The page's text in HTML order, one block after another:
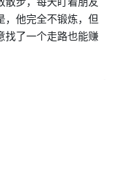
，他完全不锻炼，但
找了一个走路也能赚